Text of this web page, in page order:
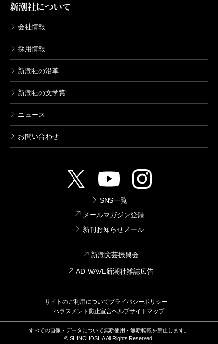
新潮社について
会社情報
採用情報
新潮社の沿革
新潮社の文学賞
ニュース
お問い合わせ
SNS一覧
メールマガジン登録
新刊お知らせメール
新潮文芸振興会
AD-WAVE新潮社雑誌広告
サイトのご利用についてプライバシーポリシー
ハラスメント防止宣言ヘルプサイトマップ
すべての画像・データについて無断使用・無断転載を禁止します。
© SHINCHOSHA All Rights Reserved.